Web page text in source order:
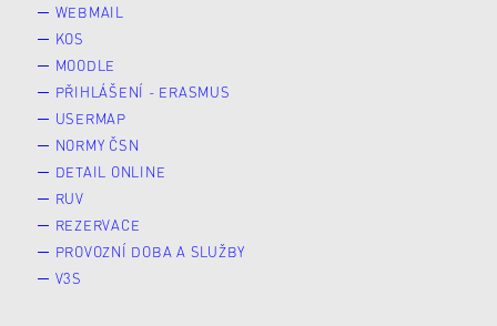
WEBMAIL
KOS
MOODLE
PŘIHLÁŠENÍ - ERASMUS
USERMAP
NORMY ČSN
DETAIL ONLINE
RUV
REZERVACE
PROVOZNÍ DOBA A SLUŽBY
V3S